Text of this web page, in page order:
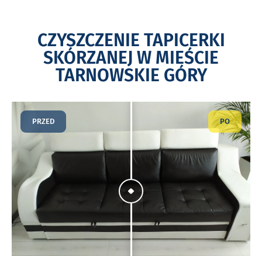
CZYSZCZENIE TAPICERKI
SKÓRZANEJ W MIEŚCIE
TARNOWSKIE GÓRY
PRZED PO